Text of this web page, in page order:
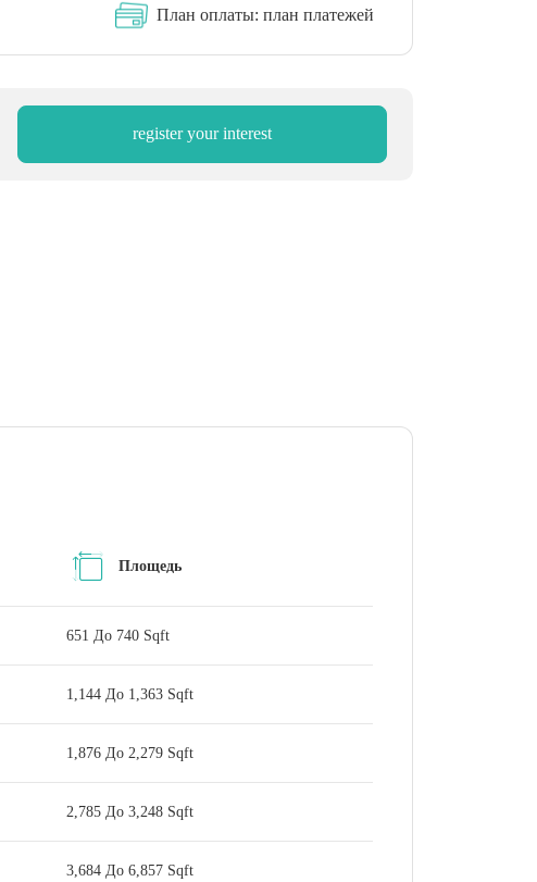
План оплаты: план платежей
register your interest
Площедь
651 До 740 Sqft
1,144 До 1,363 Sqft
1,876 До 2,279 Sqft
2,785 До 3,248 Sqft
3,684 До 6,857 Sqft